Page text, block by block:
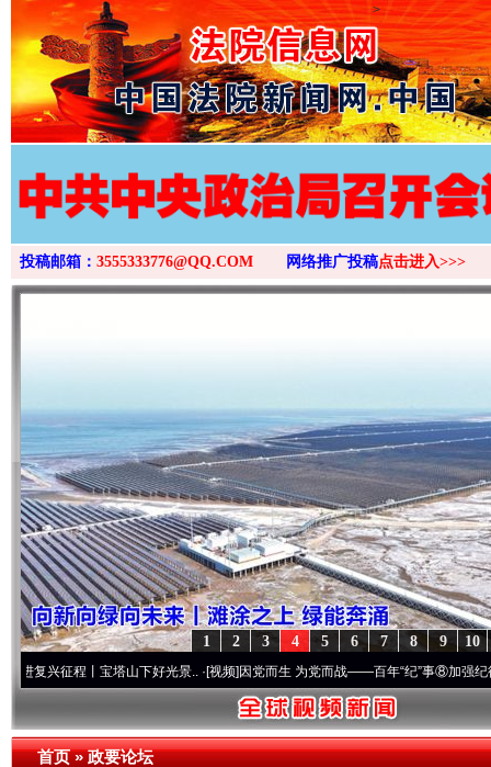
>
投稿邮箱： 3555333776@QQ.COM 网络推广投稿点击进入>>>
10
9
8
7
6
5
4
3
2
1
丨宝塔山下好光景..·[视频]因党而生 为党而战——百年“纪”事⑧加强纪律..·[视频]牢
首页»政要论坛